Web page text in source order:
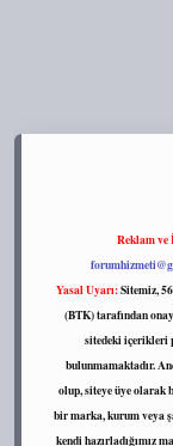
Reklam
Yasal Uyarı:Sitemiz,
(BTK) tarafından
sitedeki içerikleri
bulunmamaktadır.
olup, siteye üye olarak
bir marka, kurum veya
kendi hazırladığımız